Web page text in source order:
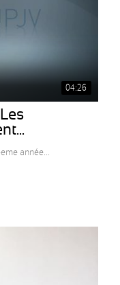
04:26
année...